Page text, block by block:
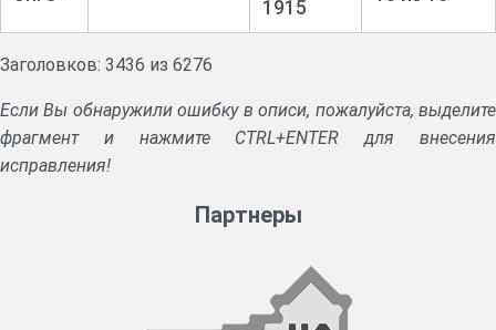
1915
Заголовков: 3436 из 6276
Если Вы обнаружили ошибку в описи, пожалуйста, выделите
фрагмент и нажмите CTRL+ENTER для внесения
исправления!
Партнеры